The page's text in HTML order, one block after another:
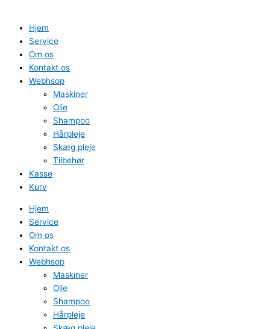
Hjem
Service
Om os
Kontakt os
Webhsop
Maskiner
Olie
Shampoo
Hårpleje
Skæg pleje
Tilbehør
Kasse
Kurv
Hjem
Service
Om os
Kontakt os
Webhsop
Maskiner
Olie
Shampoo
Hårpleje